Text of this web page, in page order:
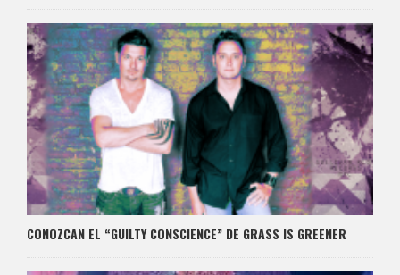
CONOZCAN EL “GUILTY CONSCIENCE” DE GRASS IS GREENER